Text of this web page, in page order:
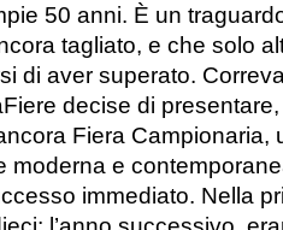
50 anni. È un
tagliato, e che solo
di aver superato.
decise di presentare,
Fiera Campionaria,
moderna e
immediato. Nella